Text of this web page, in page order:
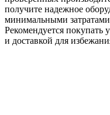
получите надежное
минимальными
Рекомендуется покупать
и доставкой для